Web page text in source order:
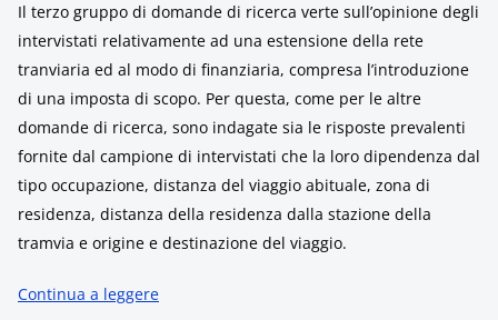
Il terzo gruppo di domande di ricerca verte sull’opinione degli
intervistati relativamente ad una estensione della rete
tranviaria ed al modo di finanziaria, compresa l’introduzione
di una imposta di scopo. Per questa, come per le altre
domande di ricerca, sono indagate sia le risposte prevalenti
fornite dal campione di intervistati che la loro dipendenza dal
tipo occupazione, distanza del viaggio abituale, zona di
residenza, distanza della residenza dalla stazione della
tramvia e origine e destinazione del viaggio.
Continua a leggere